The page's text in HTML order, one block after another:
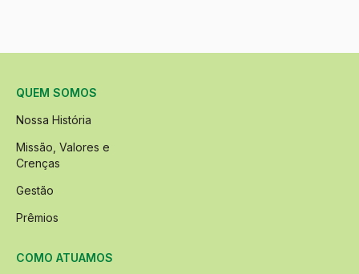
QUEM SOMOS
Nossa História
Missão, Valores e
Crenças
Gestão
Prêmios
COMO ATUAMOS